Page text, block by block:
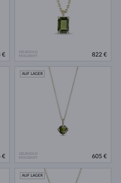
€
GELBGOLD
MOLDAVIT
822 €
€
GELBGOLD
MOLDAVIT
AUF LAGER
605 €
AUF LAGER